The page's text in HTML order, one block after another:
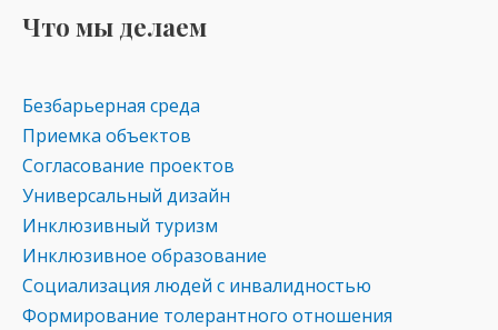
Что мы делаем
Безбарьерная среда
Приемка объектов
Согласование проектов
Универсальный дизайн
Инклюзивный туризм
Инклюзивное образование
Социализация людей с инвалидностью
Формирование толерантного отношения